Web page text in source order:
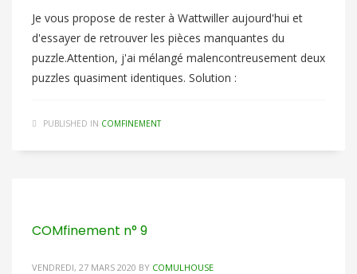
Je vous propose de rester à Wattwiller aujourd'hui et
d'essayer de retrouver les pièces manquantes du
puzzle.Attention, j'ai mélangé malencontreusement deux
puzzles quasiment identiques. Solution :
PUBLISHED IN COMFINEMENT
COMfinement n° 9
VENDREDI, 27 MARS 2020 BY COMULHOUSE